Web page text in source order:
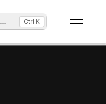
... Ctrl K